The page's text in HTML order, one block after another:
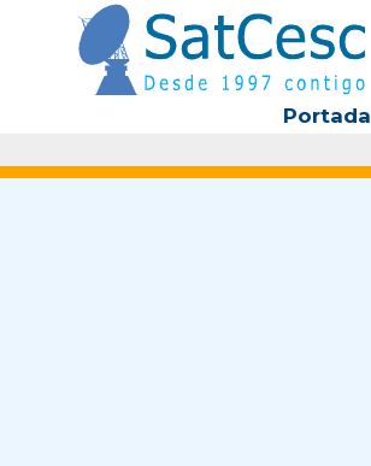
contenido
Portada